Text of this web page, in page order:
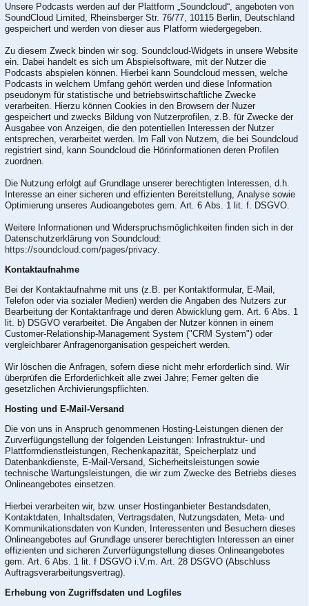
Unsere Podcasts werden auf der Plattform „Soundcloud“, angeboten von
SoundCloud Limited, Rheinsberger Str. 76/77, 10115 Berlin, Deutschland
gespeichert und werden von dieser aus Platform wiedergegeben.
Zu diesem Zweck binden wir sog. Soundcloud-Widgets in unsere Website
ein. Dabei handelt es sich um Abspielsoftware, mit der Nutzer die
Podcasts abspielen können. Hierbei kann Soundcloud messen, welche
Podcasts in welchem Umfang gehört werden und diese Information
pseudonym für statistische und betriebswirtschaftliche Zwecke
verarbeiten. Hierzu können Cookies in den Browsern der Nuzer
gespeichert und zwecks Bildung von Nutzerprofilen, z.B. für Zwecke der
Ausgabee von Anzeigen, die den potentiellen Interessen der Nutzer
entsprechen, verarbeitet werden. Im Fall von Nutzern, die bei Soundcloud
registriert sind, kann Soundcloud die Hörinformationen deren Profilen
zuordnen.
Die Nutzung erfolgt auf Grundlage unserer berechtigten Interessen, d.h.
Interesse an einer sicheren und effizienten Bereitstellung, Analyse sowie
Optimierung unseres Audioangebotes gem. Art. 6 Abs. 1 lit. f. DSGVO.
Weitere Informationen und Widerspruchsmöglichkeiten finden sich in der
Datenschutzerklärung von Soundcloud:
https://soundcloud.com/pages/privacy
Kontaktaufnahme
Bei der Kontaktaufnahme mit uns (z.B. per Kontaktformular, E-Mail,
Telefon oder via sozialer Medien) werden die Angaben des Nutzers zur
Bearbeitung der Kontaktanfrage und deren Abwicklung gem. Art. 6 Abs. 1
lit. b) DSGVO verarbeitet. Die Angaben der Nutzer können in einem
Customer-Relationship-Management System ("CRM System") oder
vergleichbarer Anfragenorganisation gespeichert werden.
Wir löschen die Anfragen, sofern diese nicht mehr erforderlich sind. Wir
überprüfen die Erforderlichkeit alle zwei Jahre; Ferner gelten die
gesetzlichen Archivierungspflichten.
Hosting und E-Mail-Versand
Die von uns in Anspruch genommenen Hosting-Leistungen dienen der
Zurverfügungstellung der folgenden Leistungen: Infrastruktur- und
Plattformdienstleistungen, Rechenkapazität, Speicherplatz und
Datenbankdienste, E-Mail-Versand, Sicherheitsleistungen sowie
technische Wartungsleistungen, die wir zum Zwecke des Betriebs dieses
Onlineangebotes einsetzen.
Hierbei verarbeiten wir, bzw. unser Hostinganbieter Bestandsdaten,
Kontaktdaten, Inhaltsdaten, Vertragsdaten, Nutzungsdaten, Meta- und
Kommunikationsdaten von Kunden, Interessenten und Besuchern dieses
Onlineangebotes auf Grundlage unserer berechtigten Interessen an einer
effizienten und sicheren Zurverfügungstellung dieses Onlineangebotes
gem. Art. 6 Abs. 1 lit. f DSGVO i.V.m. Art. 28 DSGVO (Abschluss
Auftragsverarbeitungsvertrag).
Erhebung von Zugriffsdaten und Logfiles